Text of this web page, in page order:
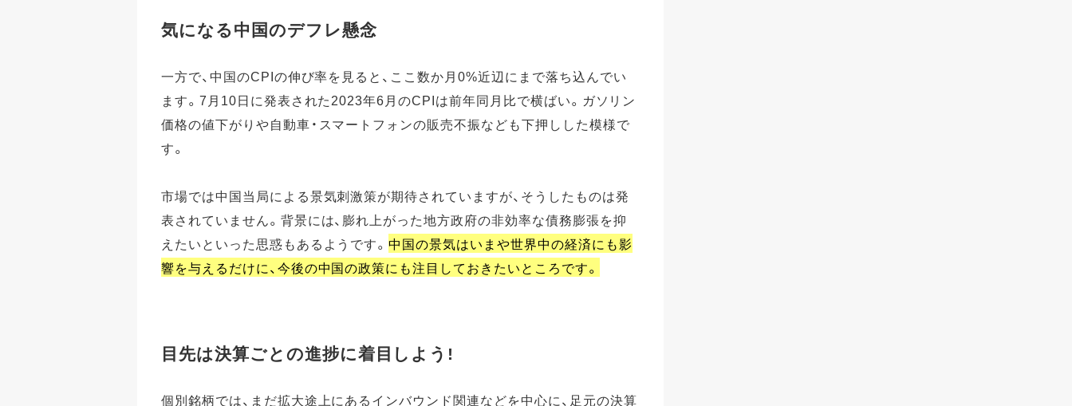
気になる中国のデフレ懸念
一方で、中国のCPIの伸び率を見ると、ここ数か月0%近辺にまで落ち込んでい
ます。7月10日に発表された2023年6月のCPIは前年同月比で横ばい。ガソリン
価格の値下がりや自動車・スマートフォンの販売不振なども下押しした模様で
す。
市場では中国当局による景気刺激策が期待されていますが、そうしたものは発
表されていません。背景には、膨れ上がった地方政府の非効率な債務膨張を抑
えたいといった思惑もあるようです。中国の景気はいまや世界中の経済にも影
響を与えるだけに、今後の中国の政策にも注目しておきたいところです。
目先は決算ごとの進捗に着目しよう!
個別銘柄では、まだ拡大途上にあるインバウンド関連などを中心に、足元の決算